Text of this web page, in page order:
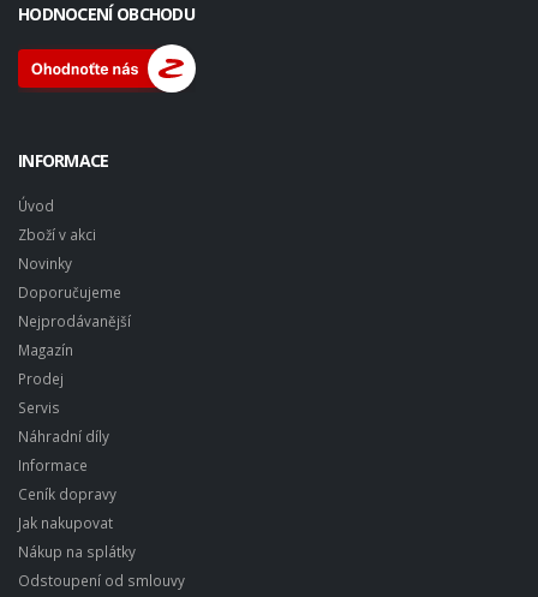
HODNOCENÍ OBCHODU
INFORMACE
Úvod
Zboží v akci
Novinky
Doporučujeme
Nejprodávanější
Magazín
Prodej
Servis
Náhradní díly
Informace
Ceník dopravy
Jak nakupovat
Nákup na splátky
Odstoupení od smlouvy